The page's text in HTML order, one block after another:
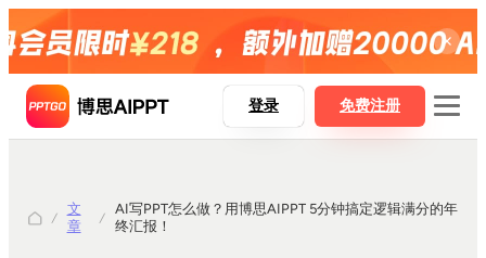
博思AIPPT
登录 免费注册
文
章
AI写PPT怎么做？用博思AIPPT 5分钟搞定逻辑满分的年
终汇报！